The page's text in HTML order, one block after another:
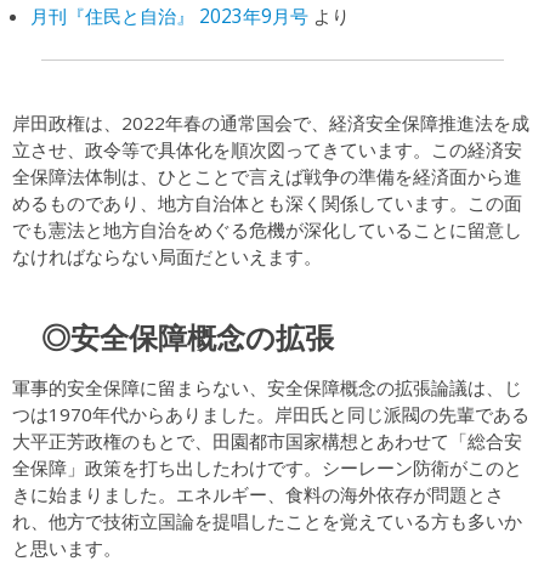
月刊『住民と自治』 2023年9月号より
岸田政権は、2022年春の通常国会で、経済安全保障推進法を成
立させ、政令等で具体化を順次図ってきています。この経済安
全保障法体制は、ひとことで言えば戦争の準備を経済面から進
めるものであり、地方自治体とも深く関係しています。この面
でも憲法と地方自治をめぐる危機が深化していることに留意し
なければならない局面だといえます。
◎安全保障概念の拡張
軍事的安全保障に留まらない、安全保障概念の拡張論議は、じ
つは1970年代からありました。岸田氏と同じ派閥の先輩である
大平正芳政権のもとで、田園都市国家構想とあわせて「総合安
全保障」政策を打ち出したわけです。シーレーン防衛がこのと
きに始まりました。エネルギー、食料の海外依存が問題とさ
れ、他方で技術立国論を提唱したことを覚えている方も多いか
と思います。